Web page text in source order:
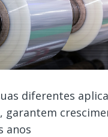
diferentes
garantem
anos